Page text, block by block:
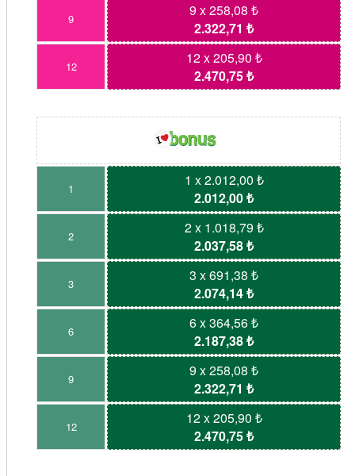
9
9 x 258,08 ₺
2.322,71 ₺
12
12 x 205,90 ₺
2.470,75 ₺
1
1 x 2.012,00 ₺
2.012,00 ₺
2
2 x 1.018,79 ₺
2.037,58 ₺
3
3 x 691,38 ₺
2.074,14 ₺
6
6 x 364,56 ₺
2.187,38 ₺
9
9 x 258,08 ₺
2.322,71 ₺
12
12 x 205,90 ₺
2.470,75 ₺